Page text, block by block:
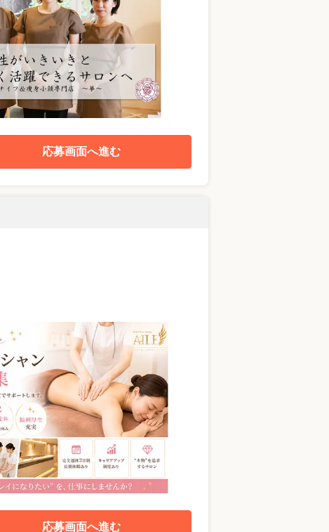
応募画面へ進む
応募画面へ進む